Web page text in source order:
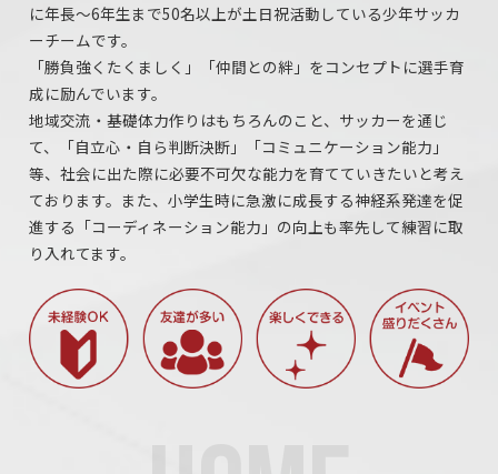
に年長～6年生まで50名以上が土日祝活動している少年サッカ
ーチームです。
「勝負強くたくましく」「仲間との絆」をコンセプトに選手育
成に励んでいます。
地域交流・基礎体力作りはもちろんのこと、サッカーを通じ
て、「自立心・自ら判断決断」「コミュニケーション能力」
等、社会に出た際に必要不可欠な能力を育てていきたいと考え
ております。また、小学生時に急激に成長する神経系発達を促
進する「コーディネーション能力」の向上も率先して練習に取
り入れてます。